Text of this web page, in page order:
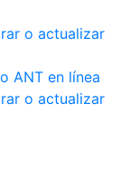
o actualizar
ANT en línea
o actualizar